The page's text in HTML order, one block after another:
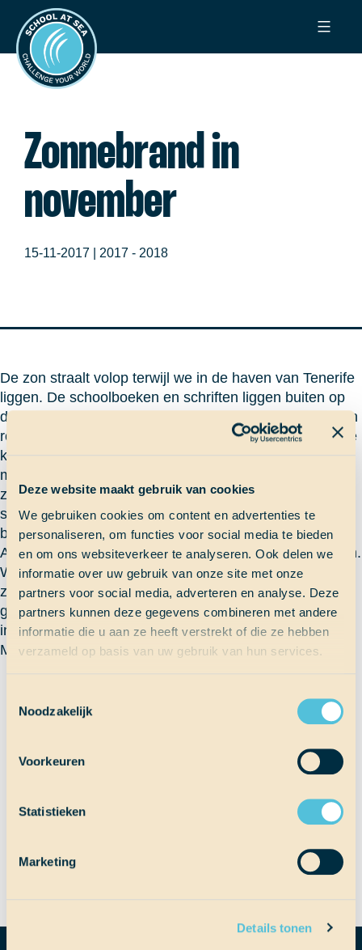
Deze website maakt gebruik van cookies
We gebruiken cookies om content en advertenties te
personaliseren, om functies voor social media te bieden
en om ons websiteverkeer te analyseren. Ook delen we
informatie over uw gebruik van onze site met onze
partners voor social media, adverteren en analyse. Deze
partners kunnen deze gegevens combineren met andere
informatie die u aan ze heeft verstrekt of die ze hebben
verzameld op basis van uw gebruik van hun services.
Noodzakelijk
Voorkeuren
Statistieken
Marketing
Details tonen
naar
inhoud
School
at
Sea
Zonnebrand in
november
15-11-2017 | 2017 - 2018
De zon straalt volop terwijl we in de haven van Tenerife
liggen. De schoolboeken en schriften liggen buiten op
de tafels en studenten lopen met zonnebrillen en petten
rond. Anna en ik zitten te studeren als Eva naar ons toe
komt lopen. ‘Vergeten jullie niet in de smeren, hè
meiden.’ We kijken op en ze laat ons haar schouder
zien. Je ziet een redelijk bruine schouder met één wit
streepje van haar hemdje. ‘Ik heb net tien minuten
buiten gezeten.’ zegt Eva. ‘Het gaat echt heel hard.’
Anna en ik lopen naar onze hutten om ons in te smeren.
Wel een leuke gedachte, dat onze ouders en broers en
zussen met tien graden thuis zitten terwijl het hier
gemiddeld 20 graden is en wij ons elk uur moeten
insmeren om veilig van de zon te kunnen genieten.
Minke W
Bericht
navigatie
Vorig bericht